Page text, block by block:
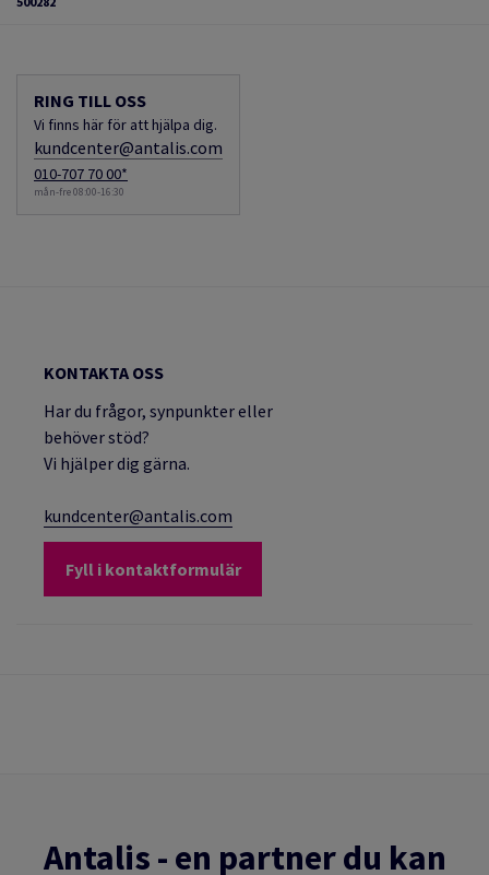
RING TILL OSS
Vi finns här för att hjälpa dig.
kundcenter@antalis.com
010-707 70 00*
mån-fre 08:00-16:30
KONTAKTA OSS
Har du frågor, synpunkter eller
behöver stöd?
Vi hjälper dig gärna.
kundcenter@antalis.com
Fyll i kontaktformulär
Antalis - en partner du kan